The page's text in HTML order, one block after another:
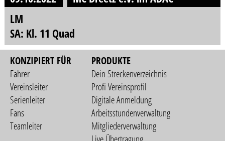
LM
SA: Kl. 11 Quad
KONZIPIERT FÜR
Fahrer
Vereinsleiter
Serienleiter
Fans
Teamleiter
PRODUKTE
Dein Streckenverzeichnis
Profi Vereinsprofil
Digitale Anmeldung
Arbeitsstundenverwaltung
Mitgliederverwaltung